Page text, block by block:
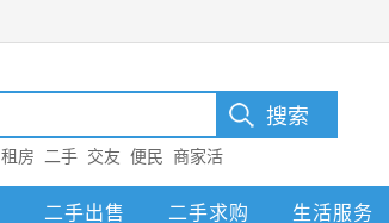
租房 二手 交友 便民
商家活
二手出售 二手求购 生活服务